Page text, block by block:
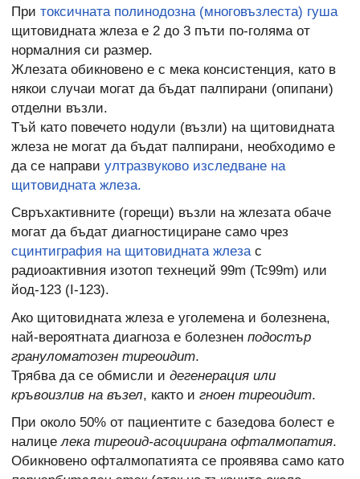
При токсичната полинодозна (многовъзлеста) гуша
щитовидната жлеза е 2 до 3 пъти по-голяма от
нормалния си размер.
Жлезата обикновено е с мека консистенция, като в
някои случаи могат да бъдат палпирани (опипани)
отделни възли.
Тъй като повечето нодули (възли) на щитовидната
жлеза не могат да бъдат палпирани, необходимо е
да се направи ултразвуково изследване на
щитовидната жлеза.
Свръхактивните (горещи) възли на жлезата обаче
могат да бъдат диагностициране само чрез
сцинтиграфия на щитовидната жлезас
радиоактивния изотоп технеций 99m (Tc99m) или
йод-123 (I-123).
Ако щитовидната жлеза е уголемена и болезнена,
най-вероятната диагноза е болезнен подостър
грануломатозен тиреоидит.
Трябва да се обмисли и дегенерация или
кръвоизлив на възел, както и гноен тиреоидит.
При около 50% от пациентите с базедова болест е
налицелека тиреоид-асоциирана офталмопатия.
Обикновено офталмопатията се проявява само като